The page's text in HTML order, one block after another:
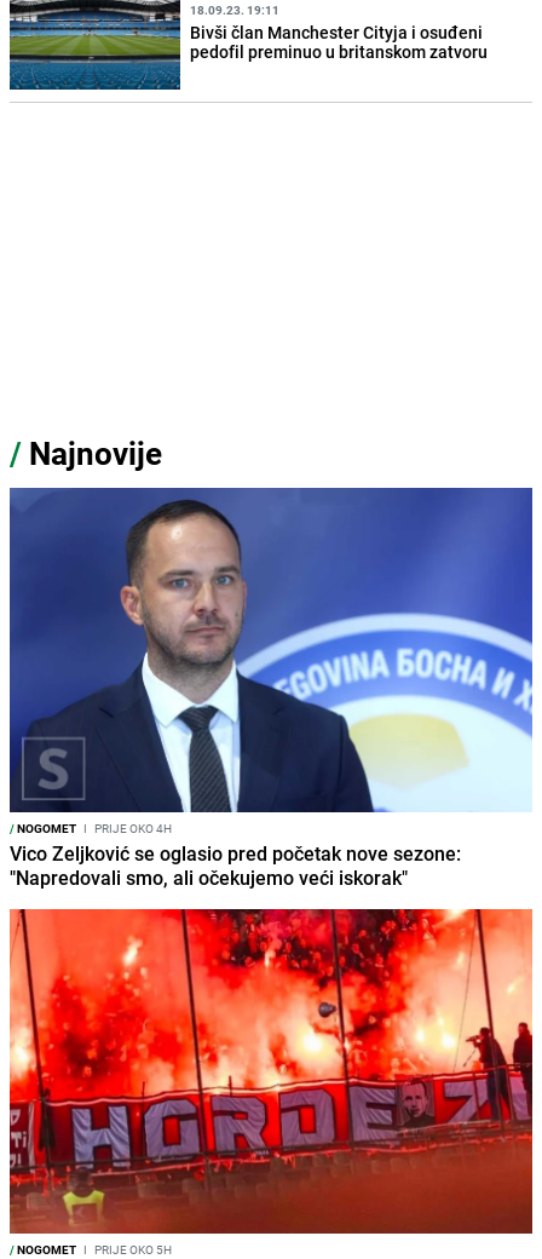
18.09.23. 19:11
Bivši član Manchester Cityja i osuđeni
pedofil preminuo u britanskom zatvoru
/ Najnovije
/NOGOMET I PRIJE OKO 4H
Vico Zeljković se oglasio pred početak nove sezone:
"Napredovali smo, ali očekujemo veći iskorak"
/NOGOMET I PRIJE OKO 5H